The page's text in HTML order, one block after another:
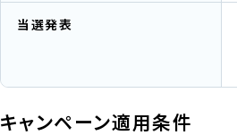
当選発表
キャンペーン適用条件